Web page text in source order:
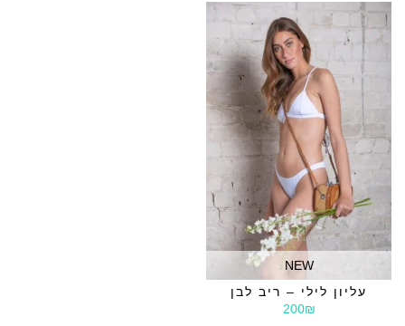
NEW
עליון לילי – ריב לבן
200₪